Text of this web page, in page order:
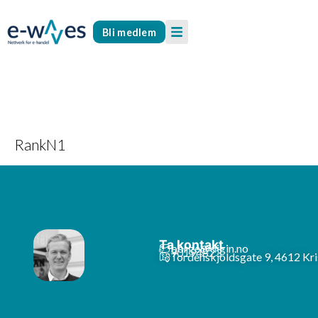
Bli medlem
RankN1
Ta kontakt
borge@digin.no
90194823
Tordenskjoldsgate 9, 4612